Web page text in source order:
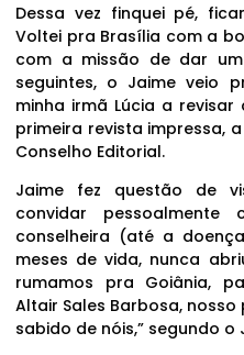
Dessa vez finquei pé,
Voltei pra Brasília com a
com a missão de dar
seguintes, o Jaime veio
minha irmã Lúcia a revisar
primeira revista impressa,
Conselho Editorial.
Jaime fez questão de
convidar
conselheira (até a
meses de vida, nunca
rumamos pra Goiânia,
Altair Sales Barbosa, nosso
sabido de nóis,” segundo o